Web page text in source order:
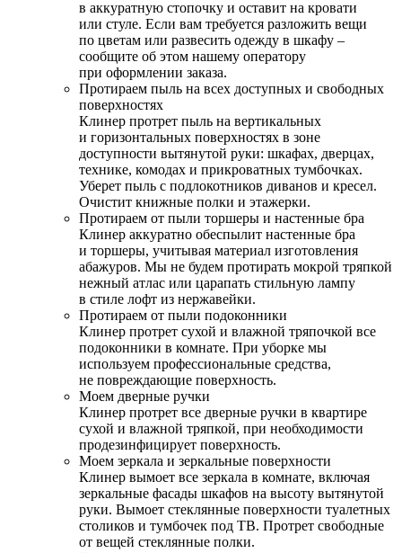
в аккуратную стопочку и оставит на кровати
или стуле. Если вам требуется разложить вещи
по цветам или развесить одежду в шкафу –
сообщите об этом нашему оператору
при оформлении заказа.
Протираем пыль на всех доступных и свободных
поверхностях
Клинер протрет пыль на вертикальных
и горизонтальных поверхностях в зоне
доступности вытянутой руки: шкафах, дверцах,
технике, комодах и прикроватных тумбочках.
Уберет пыль с подлокотников диванов и кресел.
Очистит книжные полки и этажерки.
Протираем от пыли торшеры и настенные бра
Клинер аккуратно обеспылит настенные бра
и торшеры, учитывая материал изготовления
абажуров. Мы не будем протирать мокрой тряпкой
нежный атлас или царапать стильную лампу
в стиле лофт из нержавейки.
Протираем от пыли подоконники
Клинер протрет сухой и влажной тряпочкой все
подоконники в комнате. При уборке мы
используем профессиональные средства,
не повреждающие поверхность.
Моем дверные ручки
Клинер протрет все дверные ручки в квартире
сухой и влажной тряпкой, при необходимости
продезинфицирует поверхность.
Моем зеркала и зеркальные поверхности
Клинер вымоет все зеркала в комнате, включая
зеркальные фасады шкафов на высоту вытянутой
руки. Вымоет стеклянные поверхности туалетных
столиков и тумбочек под ТВ. Протрет свободные
от вещей стеклянные полки.